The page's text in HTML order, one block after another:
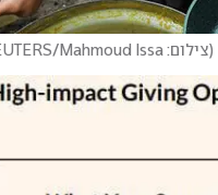
(צילום: REUTERS/Mahmoud Issa